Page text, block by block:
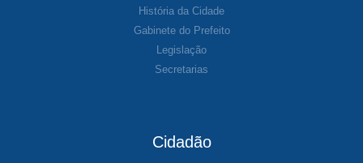
História da Cidade
Gabinete do Prefeito
Legislação
Secretarias
Cidadão